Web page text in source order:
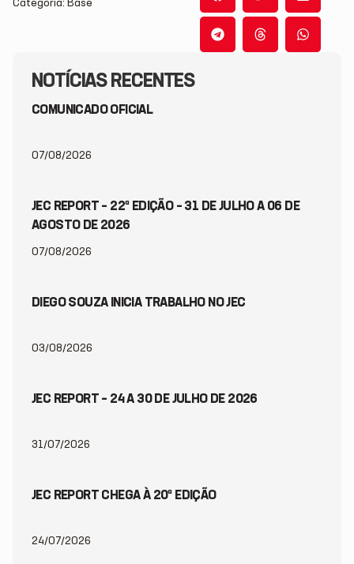
NOTÍCIAS RECENTES
COMUNICADO OFICIAL
07/08/2026
JEC REPORT – 22ª EDIÇÃO – 31 DE JULHO A 06 DE
AGOSTO DE 2026
07/08/2026
DIEGO SOUZA INICIA TRABALHO NO JEC
03/08/2026
JEC REPORT – 24 A 30 DE JULHO DE 2026
31/07/2026
JEC REPORT CHEGA À 20ª EDIÇÃO
24/07/2026
Categoria: Base